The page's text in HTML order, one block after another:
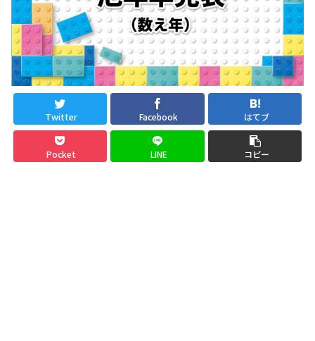
Twitter Facebook はてブ
Pocket LINE コピー